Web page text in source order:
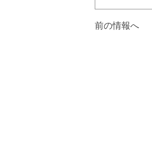
前の情報へ